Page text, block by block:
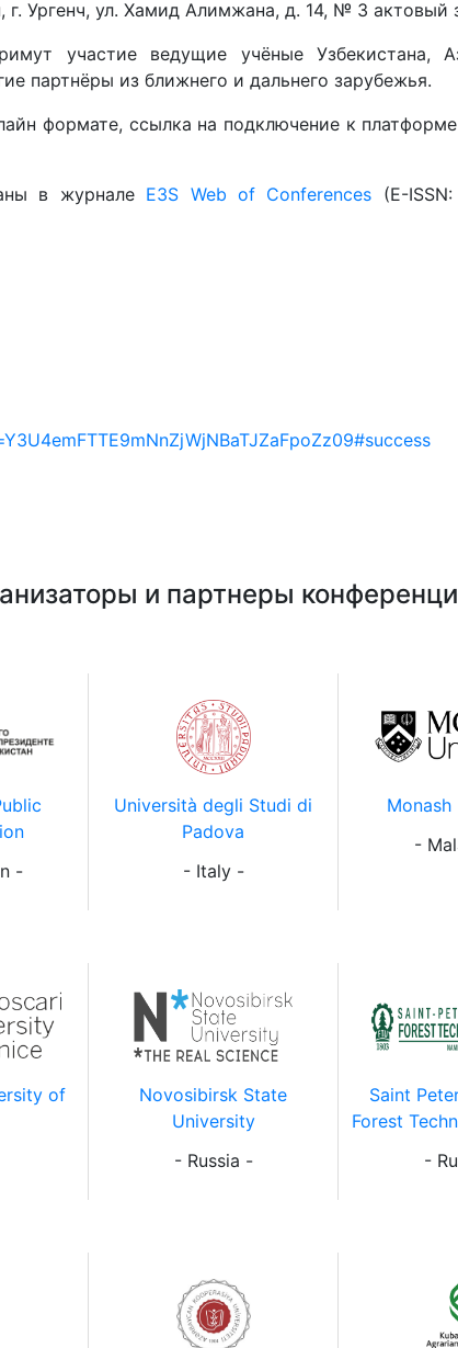
г. Ургенч, ул. Хамид Алимжана, д. 14, № 3 актовый
участие ведущие учёные Узбекистана,
партнёры из ближнего и дальнего зарубежья.
формате, ссылка на подключение к
в журнале E3S Web of Conferences (E-
и партнеры
-
Università degli Studi di
Padova
- Italy -
-
of
Novosibirsk State
University
- Russia -
Saint
Forest
-